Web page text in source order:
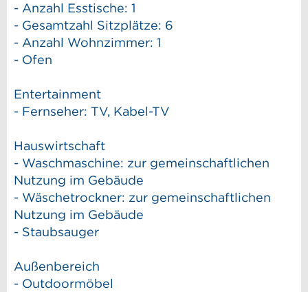
- Anzahl Esstische: 1
- Gesamtzahl Sitzplätze: 6
- Anzahl Wohnzimmer: 1
- Ofen
Entertainment
- Fernseher: TV, Kabel-TV
Hauswirtschaft
- Waschmaschine: zur gemeinschaftlichen
Nutzung im Gebäude
- Wäschetrockner: zur gemeinschaftlichen
Nutzung im Gebäude
- Staubsauger
Außenbereich
- Outdoormöbel